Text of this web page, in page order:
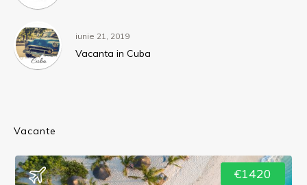
iunie 21, 2019
Vacanta in Cuba
Vacante
€1420